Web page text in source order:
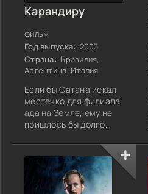
Карандиру
фильм
Год выпуска: 2003
Страна: Бразилия,
Аргентина, Италия
Если бы Сатана искал
местечко для филиала
ада на Земле, ему не
пришлось бы долго
им стала бы тюрьма
Карандиру, самое
жуткое
исправительное